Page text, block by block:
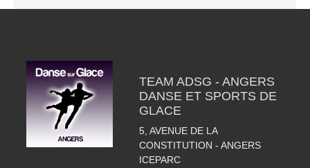
TEAM ADSG - ANGERS
DANSE ET SPORTS DE
GLACE
5, AVENUE DE LA
CONSTITUTION - ANGERS
ICEPARC